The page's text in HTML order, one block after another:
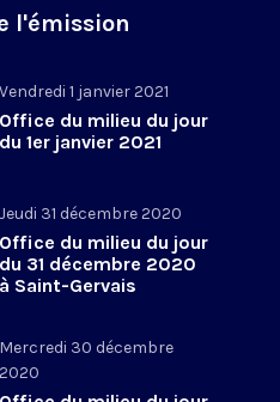
l'émission
Vendredi 1 janvier 2021
Office du milieu du jour
du 1er janvier 2021
Jeudi 31 décembre 2020
Office du milieu du jour
du 31 décembre 2020
à Saint-Gervais
Mercredi 30 décembre
2020